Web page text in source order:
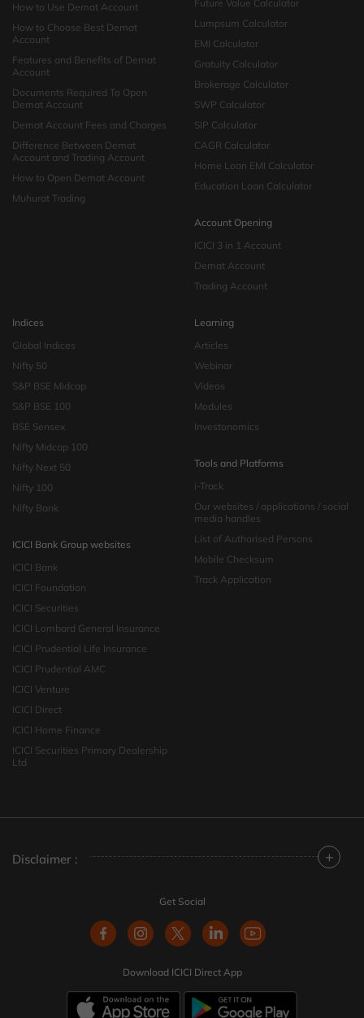
How to Use Demat Account
How to Choose Best Demat
Account
Features and Benefits of Demat
Account
Documents Required To Open
Demat Account
Demat Account Fees and Charges
Difference Between Demat
Account and Trading Account
How to Open Demat Account
Muhurat Trading
Future Value Calculator
Lumpsum Calculator
EMI Calculator
Gratuity Calculator
Brokerage Calculator
SWP Calculator
SIP Calculator
CAGR Calculator
Home Loan EMI Calculator
Education Loan Calculator
Account Opening
ICICI 3 in 1 Account
Demat Account
Trading Account
Indices
Global Indices
Nifty 50
S&P BSE Midcap
S&P BSE 100
BSE Sensex
Nifty Midcap 100
Nifty Next 50
Nifty 100
Nifty Bank
ICICI Bank Group websites
ICICI Bank
ICICI Foundation
ICICI Securities
ICICI Lombard General Insurance
ICICI Prudential Life Insurance
ICICI Prudential AMC
ICICI Venture
ICICI Direct
ICICI Home Finance
ICICI Securities Primary Dealership
Ltd
Learning
Articles
Webinar
Videos
Modules
Investonomics
Tools and Platforms
i-Track
Our websites / applications / social
media handles
List of Authorised Persons
Mobile Checksum
Track Application
Disclaimer : +
Get Social
Download ICICI Direct App